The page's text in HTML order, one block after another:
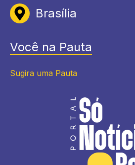
Brasília
Você na Pauta
Sugira uma Pauta